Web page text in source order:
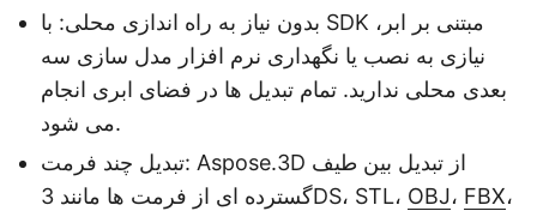
بدون نیاز به راه اندازی محلی: با SDK مبتنی بر ابر،
نیازی به نصب یا نگهداری نرم افزار مدل سازی سه
بعدی محلی ندارید. تمام تبدیل ها در فضای ابری انجام
می شود.
تبدیل چند فرمت: Aspose.3D از تبدیل بین طیف
گسترده ای از فرمت ها مانند 3DS، STL، OBJ، FBX،